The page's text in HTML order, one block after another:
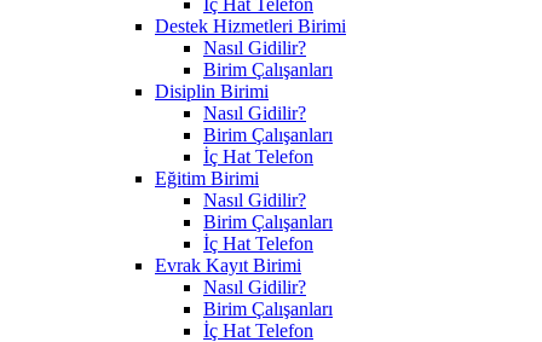
Destek Hizmetleri Birimi
Nasıl Gidilir?
Birim Çalışanları
Disiplin Birimi
Nasıl Gidilir?
Birim Çalışanları
İç Hat Telefon
Eğitim Birimi
Nasıl Gidilir?
Birim Çalışanları
İç Hat Telefon
Evrak Kayıt Birimi
Nasıl Gidilir?
Birim Çalışanları
İç Hat Telefon